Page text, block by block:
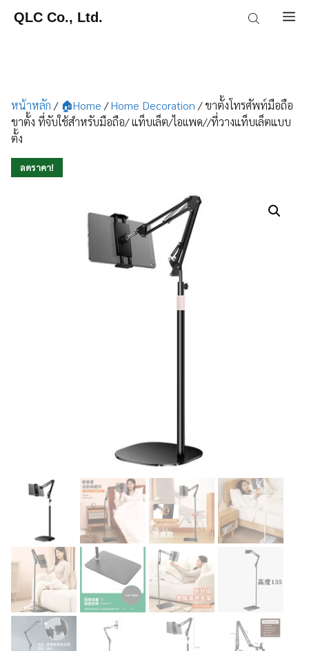
QLC Co., Ltd.
หน้าหลัก / 🏠Home /Home Decoration / ขาตั้งโทรศัพท์มือถือ
ขาตั้ง ที่จับใช้สำหรับมือถือ/ แท็บเล็ต/ไอเเพด//ที่วางแท็บเล็ตแบบ
ตั้ง
ลดราคา!